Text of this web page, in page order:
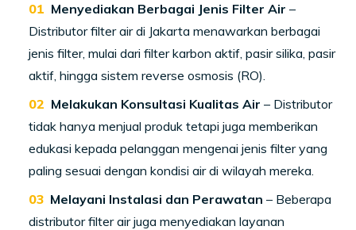
Menyediakan Berbagai Jenis Filter Air –
Distributor filter air di Jakarta menawarkan berbagai
jenis filter, mulai dari filter karbon aktif, pasir silika, pasir
aktif, hingga sistem reverse osmosis (RO).
Melakukan Konsultasi Kualitas Air – Distributor
tidak hanya menjual produk tetapi juga memberikan
edukasi kepada pelanggan mengenai jenis filter yang
paling sesuai dengan kondisi air di wilayah mereka.
Melayani Instalasi dan Perawatan – Beberapa
distributor filter air juga menyediakan layanan